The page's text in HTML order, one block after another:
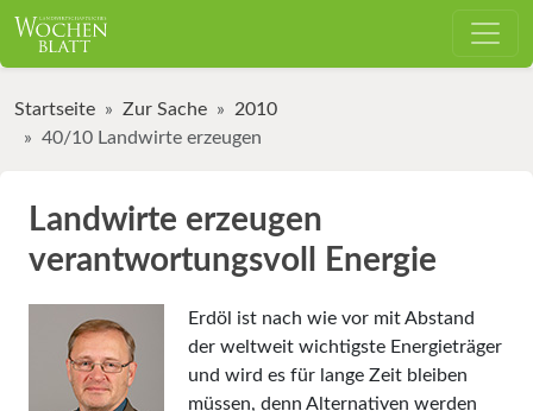
Startseite Zur Sache
2010
40/10 Landwirte erzeugen
Landwirte erzeugen
verantwortungsvoll Energie
Erdöl ist nach wie vor mit Abstand
der weltweit wichtigste Energieträger
und wird es für lange Zeit bleiben
müssen, denn Alternativen werden